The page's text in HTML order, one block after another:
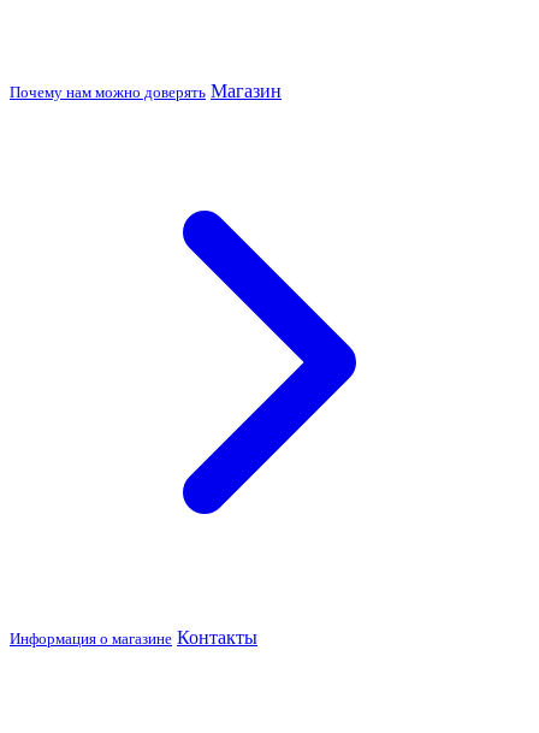
Почему нам можно доверять Магазин
Информация о магазине Контакты